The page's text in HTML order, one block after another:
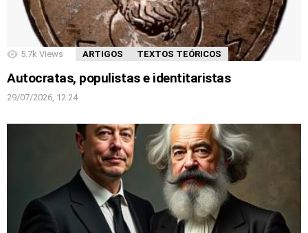
5.7k Views ARTIGOS TEXTOS TEÓRICOS
Autocratas, populistas e identitaristas
29/07/2026, 12:24